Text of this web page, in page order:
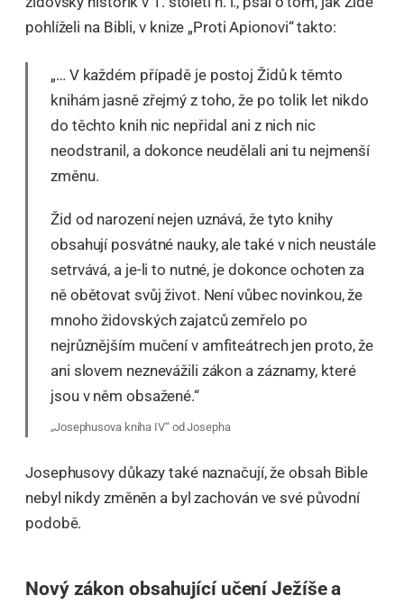
pohlíželi na Bibli, v knize „Proti Apionovi“ takto:
„… V každém případě je postoj Židů k ​​těmto
knihám jasně zřejmý z toho, že po tolik let nikdo
do těchto knih nic nepřidal ani z nich nic
neodstranil, a dokonce neudělali ani tu nejmenší
změnu.
Žid od narození nejen uznává, že tyto knihy
obsahují posvátné nauky, ale také v nich neustále
setrvává, a je-li to nutné, je dokonce ochoten za
ně obětovat svůj život. Není vůbec novinkou, že
mnoho židovských zajatců zemřelo po
nejrůznějším mučení v amfiteátrech jen proto, že
ani slovem neznevážili zákon a záznamy, které
jsou v něm obsažené.“
„Josephusova kniha IV“ od Josepha
Josephusovy důkazy také naznačují, že obsah Bible
nebyl nikdy změněn a byl zachován ve své původní
podobě.
Nový zákon obsahující učení Ježíše a